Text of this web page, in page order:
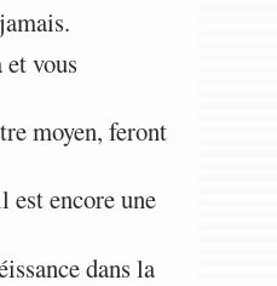
vous
moyen, feront
est encore une
dans la